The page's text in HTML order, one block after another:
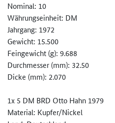
Nominal: 10
Währungseinheit: DM
Jahrgang: 1972
Gewicht: 15.500
Feingewicht (g): 9.688
Durchmesser (mm): 32.50
Dicke (mm): 2.070
1x 5 DM BRD Otto Hahn 1979
Material: Kupfer/Nickel